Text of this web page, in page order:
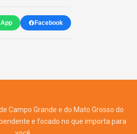
Facebook
Campo Grande e do Mato Grosso do
e focado no que importa para